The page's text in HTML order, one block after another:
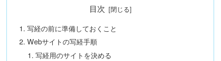
目次
写経の前に準備しておくこと
Webサイトの写経手順
写経用のサイトを決める